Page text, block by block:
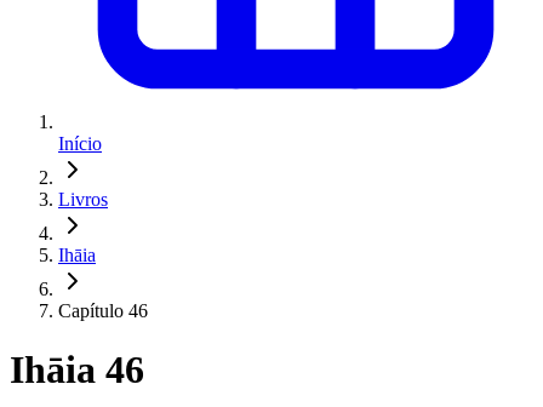
Início
Livros
Ihāia
Capítulo 46
Ihāia 46